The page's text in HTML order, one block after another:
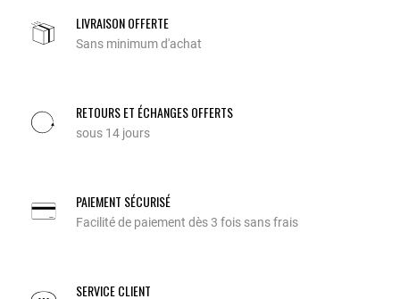
LIVRAISON OFFERTE
Sans minimum d'achat
RETOURS ET ÉCHANGES OFFERTS
sous 14 jours
PAIEMENT SÉCURISÉ
Facilité de paiement dès 3 fois sans frais
SERVICE CLIENT